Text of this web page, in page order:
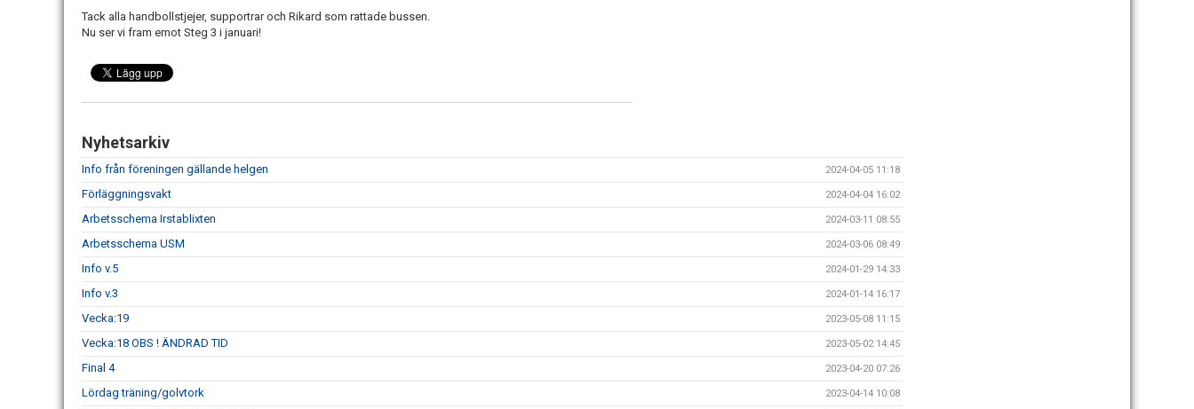
Tack alla handbollstjejer, supportrar och Rikard som rattade bussen.
Nu ser vi fram emot Steg 3 i januari!
Nyhetsarkiv
Info från föreningen gällande helgen 2024-04-05 11:18
Förläggningsvakt 2024-04-04 16:02
Arbetsschema Irstablixten 2024-03-11 08:55
Arbetsschema USM 2024-03-06 08:49
Info v.5 2024-01-29 14:33
Info v.3 2024-01-14 16:17
Vecka:19 2023-05-08 11:15
Vecka:18 OBS ! ÄNDRAD TID 2023-05-02 14:45
Final 4 2023-04-20 07:26
Lördag träning/golvtork 2023-04-14 10:08